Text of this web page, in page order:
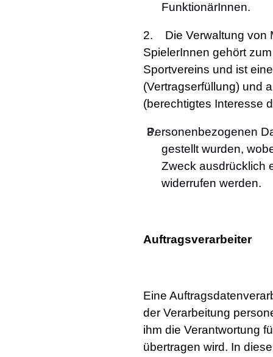
FunktionärInnen.
2. Die Verwaltung von
SpielerInnen gehört
Sportvereins und ist
(Vertragserfüllung) und
(berechtigtes Interesse
Personenbezogenen
gestellt wurden,
Zweck ausdrücklich
widerrufen werden.
Auftragsverarbeiter
Eine
der Verarbeitung
ihm die Verantwortung
übertragen wird. In